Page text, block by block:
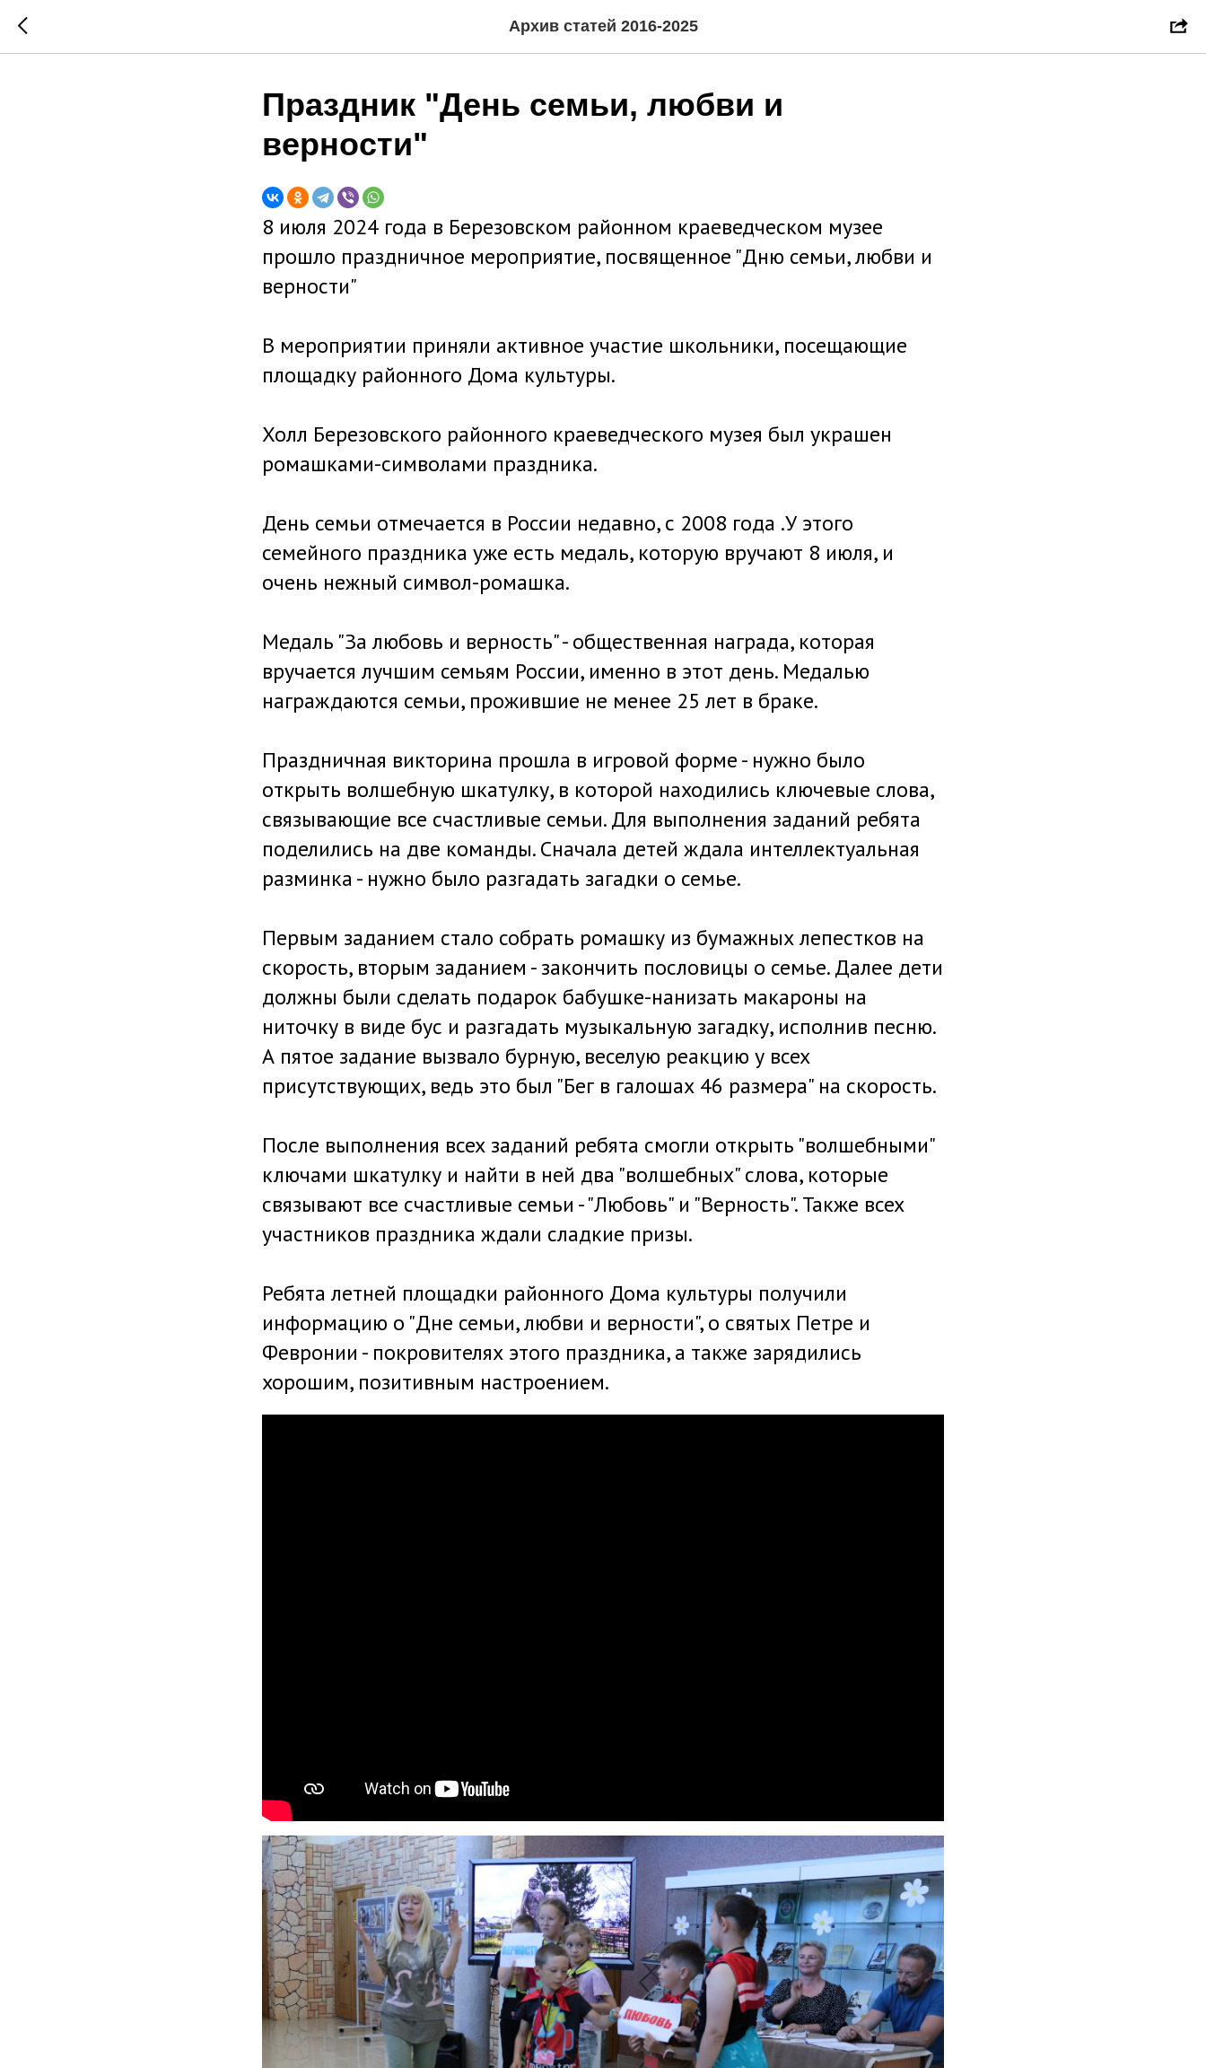
Архив статей 2016-2025
Праздник "День семьи, любви и
верности"
8 июля 2024 года в Березовском районном краеведческом музее
прошло праздничное мероприятие, посвященное "Дню семьи, любви и
верности"
В мероприятии приняли активное участие школьники, посещающие
площадку районного Дома культуры.
Холл Березовского районного краеведческого музея был украшен
ромашками-символами праздника.
День семьи отмечается в России недавно, с 2008 года .У этого
семейного праздника уже есть медаль, которую вручают 8 июля, и
очень нежный символ-ромашка.
Медаль "За любовь и верность" - общественная награда, которая
вручается лучшим семьям России, именно в этот день. Медалью
награждаются семьи, прожившие не менее 25 лет в браке.
Праздничная викторина прошла в игровой форме - нужно было
открыть волшебную шкатулку, в которой находились ключевые слова,
связывающие все счастливые семьи. Для выполнения заданий ребята
поделились на две команды. Сначала детей ждала интеллектуальная
разминка - нужно было разгадать загадки о семье.
Первым заданием стало собрать ромашку из бумажных лепестков на
скорость, вторым заданием - закончить пословицы о семье. Далее дети
должны были сделать подарок бабушке-нанизать макароны на
ниточку в виде бус и разгадать музыкальную загадку, исполнив песню.
А пятое задание вызвало бурную, веселую реакцию у всех
присутствующих, ведь это был "Бег в галошах 46 размера" на скорость.
После выполнения всех заданий ребята смогли открыть "волшебными"
ключами шкатулку и найти в ней два "волшебных" слова, которые
связывают все счастливые семьи - "Любовь" и "Верность". Также всех
участников праздника ждали сладкие призы.
Ребята летней площадки районного Дома культуры получили
информацию о "Дне семьи, любви и верности", о святых Петре и
Февронии - покровителях этого праздника, а также зарядились
хорошим, позитивным настроением.